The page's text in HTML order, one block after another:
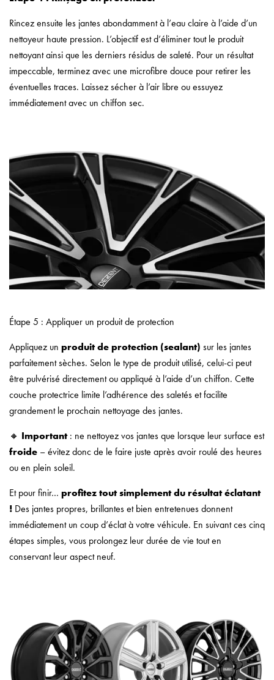
Rincez ensuite les jantes abondamment à l’eau claire à l’aide d’un
nettoyeur haute pression. L’objectif est d’éliminer tout le produit
nettoyant ainsi que les derniers résidus de saleté. Pour un résultat
impeccable, terminez avec une microfibre douce pour retirer les
éventuelles traces. Laissez sécher à l’air libre ou essuyez
immédiatement avec un chiffon sec.
Étape 5 : Appliquer un produit de protection
Appliquez un produit de protection (sealant) sur les jantes
parfaitement sèches. Selon le type de produit utilisé, celui-ci peut
être pulvérisé directement ou appliqué à l’aide d’un chiffon. Cette
couche protectrice limite l’adhérence des saletés et facilite
grandement le prochain nettoyage des jantes.
🔸 Important: ne nettoyez vos jantes que lorsque leur surface est
froide – évitez donc de le faire juste après avoir roulé des heures
ou en plein soleil.
Et pour finir… profitez tout simplement du résultat éclatant
! Des jantes propres, brillantes et bien entretenues donnent
immédiatement un coup d’éclat à votre véhicule. En suivant ces cinq
étapes simples, vous prolongez leur durée de vie tout en
conservant leur aspect neuf.